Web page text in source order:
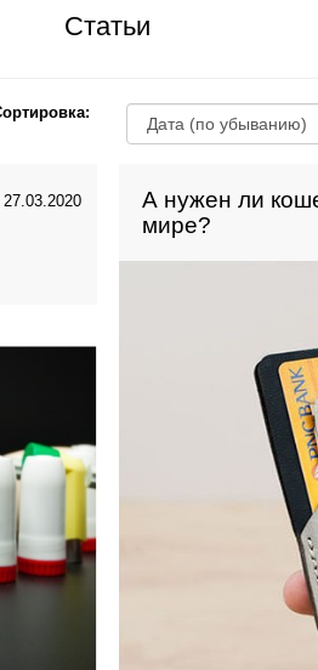
Статьи
27.03.2020
А нужен ли
мире?